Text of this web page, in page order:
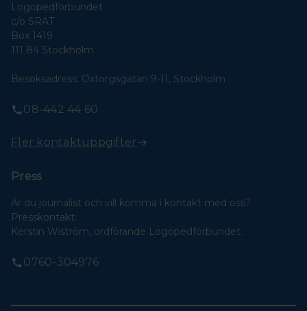
Logopedförbundet
c/o SRAT
Box 1419
111 84 Stockholm
Besöksadress: Oxtorgsgatan 9-11, Stockholm
08-442 44 60
Fler kontaktuppgifter
Press
Är du journalist och vill komma i kontakt med oss?
Presskontakt:
Kerstin Wiström, ordförande Logopedförbundet.
0760-304976